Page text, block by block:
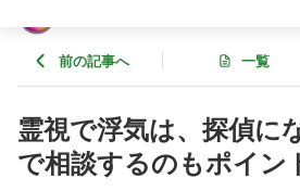
前の記事へ 一覧
霊視で浮気は、探偵に
で相談するのもポイン